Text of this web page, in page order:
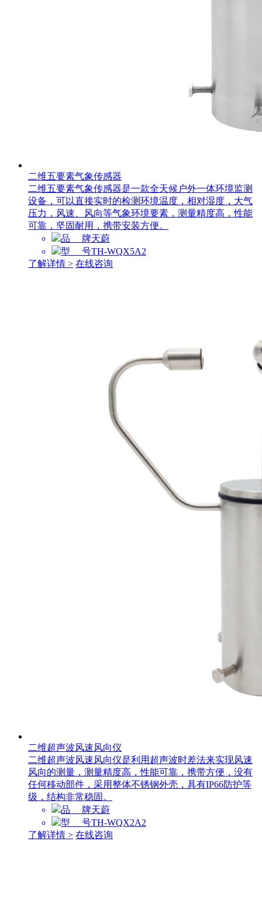
二维五要素气象传感器
二维五要素气象传感器是一款全天候户外一体环境监测
设备，可以直接实时的检测环境温度，相对湿度，大气
压力，风速、风向等气象环境要素，测量精度高，性能
可靠，坚固耐用，携带安装方便。
品 牌天蔚
型 号TH-WQX5A2
了解详情 > 在线咨询
二维超声波风速风向仪
二维超声波风速风向仪是利用超声波时差法来实现风速
风向的测量，测量精度高，性能可靠，携带方便，没有
任何移动部件，采用整体不锈钢外壳，具有IP66防护等
级，结构非常稳固。
品 牌天蔚
型 号TH-WQX2A2
了解详情 > 在线咨询